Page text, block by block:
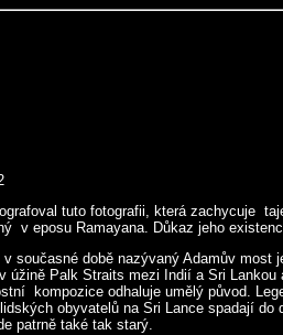
tuto fotografii, která zachycuje
v eposu Ramayana. Důkaz jeho
v současné době nazývaný Adamův
úžině Palk Straits mezi Indií a Sri
kompozice odhaluje umělý původ.
obyvatelů na Sri Lance spadají do
patrně také tak starý.